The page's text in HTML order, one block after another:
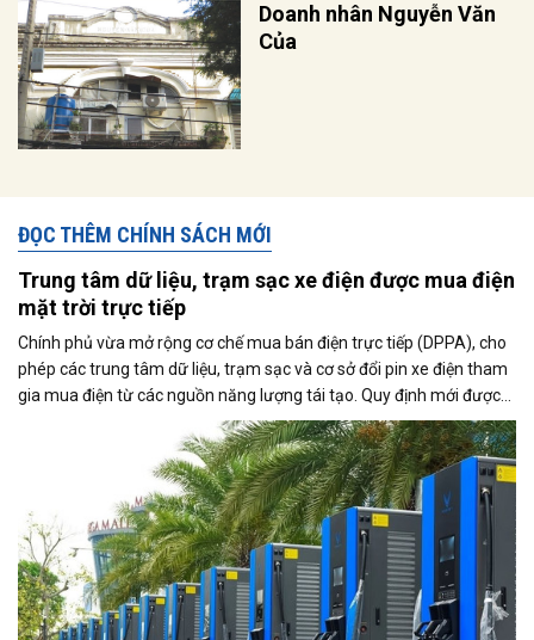
Doanh nhân Nguyễn Văn
Của
ĐỌC THÊM CHÍNH SÁCH MỚI
Trung tâm dữ liệu, trạm sạc xe điện được mua điện
mặt trời trực tiếp
Chính phủ vừa mở rộng cơ chế mua bán điện trực tiếp (DPPA), cho
phép các trung tâm dữ liệu, trạm sạc và cơ sở đổi pin xe điện tham
gia mua điện từ các nguồn năng lượng tái tạo. Quy định mới được
kỳ vọng thúc đẩy sử dụng điện xanh, đáp ứng nhu cầu ngày càng
tăng của nền kinh tế số và quá trình điện hóa giao thông.